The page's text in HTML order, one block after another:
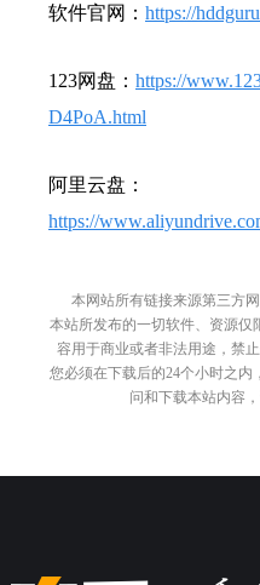
软件官网： https://
123网盘： https://
D4PoA.html
阿里云盘：
https://
本网站所有链接来源第三方
本站所发布的一切软件、资源仅
容用于商业或者非法用途，禁
您必须在下载后的24个小时之
问和下载本站内容